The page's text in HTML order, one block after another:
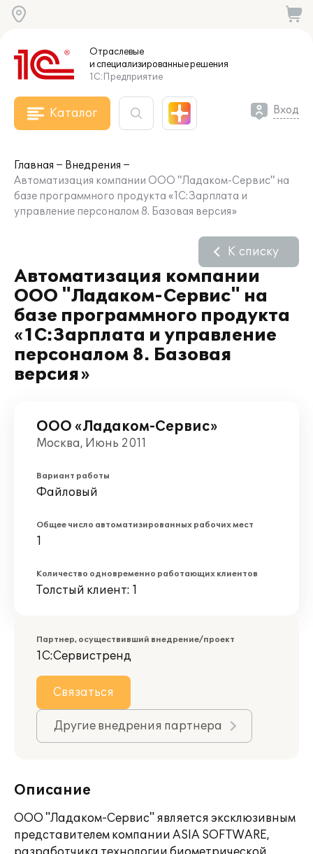
Отраслевые
и специализированныерешения
1С:Предприятие
Каталог Вход
Главная
Внедрения
Автоматизация компании ООО "Ладаком-Сервис" на
базе программного продукта «1С:Зарплата и
управление персоналом 8. Базовая версия»
Автоматизация компании
ООО "Ладаком-Сервис" на
базе программного продукта
«1С:Зарплата и управление
персоналом 8. Базовая
версия»
К списку
ООО «Ладаком-Сервис»
Москва, Июнь 2011
Вариант работы
Файловый
Общее число автоматизированных рабочих мест
1
Количество одновременно работающих клиентов
Толстый клиент: 1
Партнер, осуществивший внедрение/проект
1С:Сервистренд
Связаться
Другие внедрения партнера
Описание
ООО "Ладаком-Сервис" является эксклюзивным
представителем компании ASIA SOFTWARE,